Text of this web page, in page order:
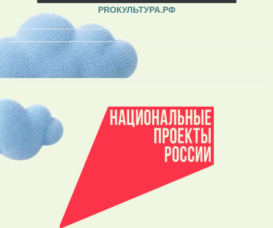
PROКУЛЬТУРА.РФ